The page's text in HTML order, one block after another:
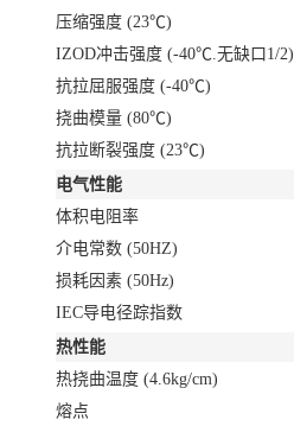
压缩强度 (23℃)
IZOD冲击强度 (-40℃.无缺口1/2)
抗拉屈服强度 (-40℃)
挠曲模量 (80℃)
抗拉断裂强度 (23℃)
电气性能
体积电阻率
介电常数 (50HZ)
损耗因素 (50Hz)
IEC导电径踪指数
热性能
热挠曲温度 (4.6kg/cm)
熔点